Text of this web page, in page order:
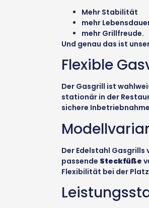
Mehr Stabilität
mehr
mehr Grillfreude.
Und genau das ist
Flexible
Der Gasgrill ist
stationär in der
sichere
Der Edelstahl Gasgrills
passende Steckfüße
Flexibilität bei der